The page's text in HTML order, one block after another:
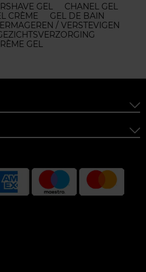
GEL
CHANEL GEL
CRÈME
GEL DE BAIN
/ VERSTEVIGEN
GEL